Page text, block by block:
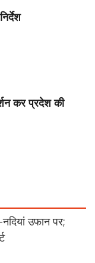
कर प्रदेश की
उफान पर;